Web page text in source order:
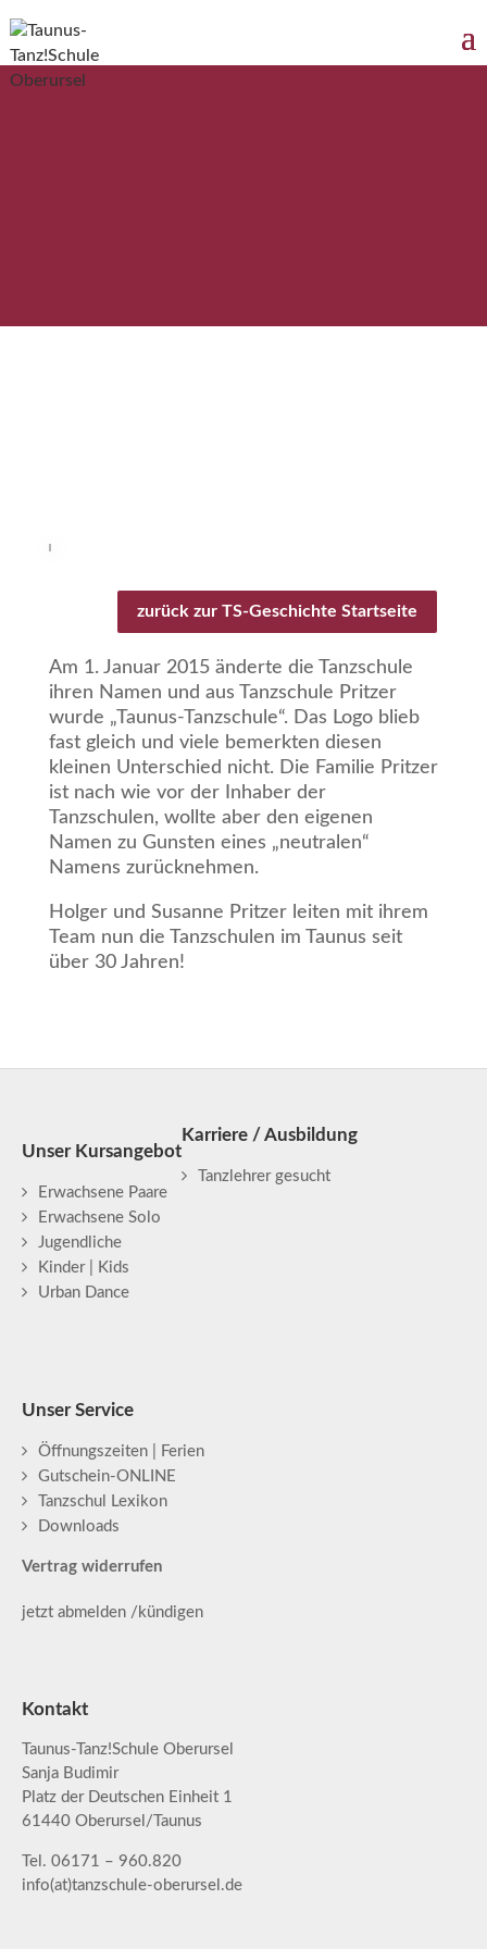
zurück zur TS-Geschichte Startseite
Am 1. Januar 2015 änderte die Tanzschule
ihren Namen und aus Tanzschule Pritzer
wurde „Taunus-Tanzschule“. Das Logo blieb
fast gleich und viele bemerkten diesen
kleinen Unterschied nicht. Die Familie Pritzer
ist nach wie vor der Inhaber der
Tanzschulen, wollte aber den eigenen
Namen zu Gunsten eines „neutralen“
Namens zurücknehmen.
Holger und Susanne Pritzer leiten mit ihrem
Team nun die Tanzschulen im Taunus seit
über 30 Jahren!
Unser Kursangebot
Erwachsene Paare
Erwachsene Solo
Jugendliche
Kinder | Kids
Urban Dance
Karriere / Ausbildung
Tanzlehrer gesucht
Unser Service
Öffnungszeiten | Ferien
Gutschein-ONLINE
Tanzschul Lexikon
Downloads
Vertrag widerrufen
jetzt abmelden /kündigen
Kontakt
Taunus-Tanz!Schule Oberursel
Sanja Budimir
Platz der Deutschen Einheit 1
61440 Oberursel/Taunus
Tel. 06171 – 960.820
info(at)tanzschule-oberursel.de